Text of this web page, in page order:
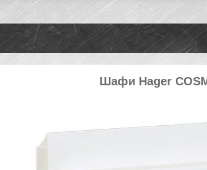
Шафи Hager